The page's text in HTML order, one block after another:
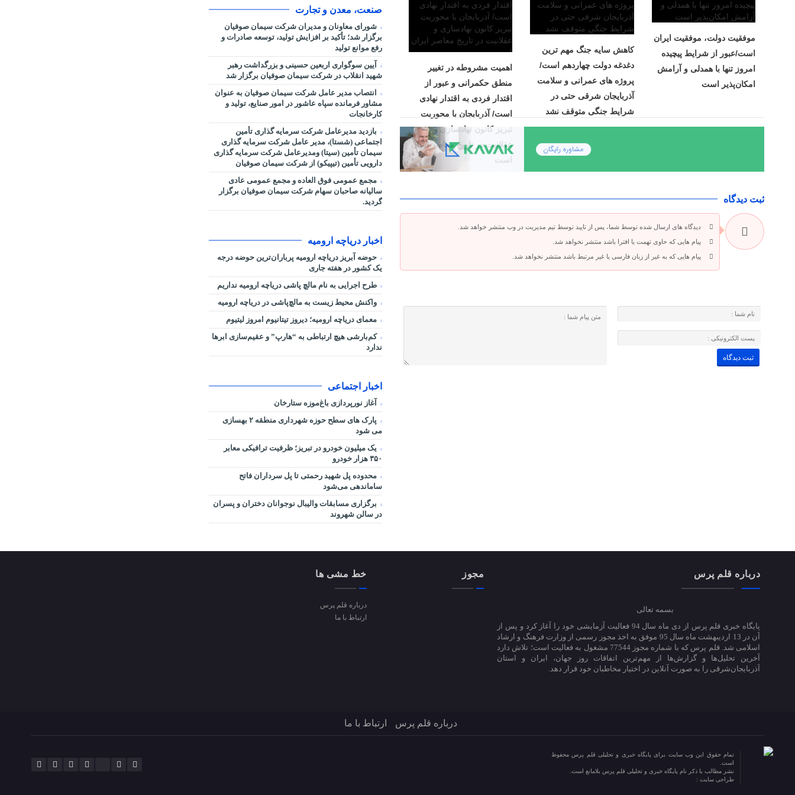
موفقیت دولت، موفقیت ایران
است/عبور از شرایط پیچیده
امروز تنها با همدلی و آرامش
امکان‌پذیر است
کاهش سایه جنگ مهم ‌ترین
دغدغه دولت چهاردهم است/
پروژه ‌های عمرانی و سلامت
آذربایجان شرقی حتی در
شرایط جنگی متوقف نشد
اهمیت مشروطه در تغییر
منطق حکمرانی و عبور از
اقتدار فردی به اقتدار نهادی
است/ آذربایجان با محوریت
تبریز کانون نهادسازی و
عقلانیت در تاریخ معاصر ایران
است
ثبت دیدگاه
دیدگاه های ارسال شده توسط شما، پس از تایید توسط تیم مدیریت در وب منتشر خواهد شد.
پیام هایی که حاوی تهمت یا افترا باشد منتشر نخواهد شد.
پیام هایی که به غیر از زبان فارسی یا غیر مرتبط باشد منتشر نخواهد شد.
صنعت، معدن و تجارت
شورای معاونان و مدیران شرکت سیمان صوفیان
برگزار شد؛ تأکید بر افزایش تولید، توسعه صادرات و
رفع موانع تولید
آیین سوگواری اربعین حسینی و بزرگداشت رهبر
شهید انقلاب در شرکت سیمان صوفیان برگزار شد
انتصاب مدیر عامل شرکت سیمان صوفیان به عنوان
مشاور فرمانده سپاه عاشور در امور صنایع، تولید و
کارخانجات
بازدید مدیرعامل شرکت سرمایه گذاری تأمین
اجتماعی (شستا)، مدیر عامل شرکت سرمایه گذاری
سیمان تأمین (سیتا) ومدیرعامل شرکت سرمایه گذاری
دارویی تأمین (تیپیکو) از شرکت سیمان صوفیان
مجمع عمومی فوق العاده و مجمع عمومی عادی
سالیانه صاحبان سهام شرکت سیمان صوفیان برگزار
گردید.
اخبار دریاچه ارومیه
حوضه آبریز دریاچه ارومیه پرباران‌ترین حوضه‌ درجه
یک کشور در هفته جاری
طرح اجرایی به نام مالچ پاشی دریاچه ارومیه نداریم
واکنش محیط زیست به مالچ‌پاشی در دریاچه ارومیه
معمای دریاچه ارومیه؛ دیروز تیتانیوم امروز لیتیوم
کم‌بارشی هیچ ارتباطی به “هارپ” و عقیم‌سازی ابرها
ندارد
اخبار اجتماعی
آغاز نورپردازی باغ‌موزه ستارخان
پارک های سطح حوزه شهرداری منطقه ۲ بهسازی
می شود
یک میلیون خودرو در تبریز؛ ظرفیت ترافیکی معابر
۳۵۰ هزار خودرو
محدوده پل شهید رحمتی تا پل سرداران فاتح
ساماندهی می‌شود
برگزاری مسابقات والیبال نوجوانان دختران و پسران
در سالن شهروند
درباره قلم پرس
بسمه تعالی
پایگاه خبری قلم پرس از دی ماه سال 94 فعالیت آزمایشی خود را آغاز کرد و پس از
آن در 13 اردیبهشت ماه سال 95 موفق به اخذ مجوز رسمی از وزارت فرهنگ و ارشاد
اسلامی شد. قلم پرس که با شماره مجوز 77544 مشغول به فعالیت است؛ تلاش دارد
آخرین تحلیل‌ها و گزارش‌ها از مهم‌ترین اتفاقات روز جهان، ایران و استان
آذربایجان‌شرقی را به صورت آنلاین در اختیار مخاطبان خود قرار دهد.
مجوز خط مشی ها
درباره قلم پرس
ارتباط با ما
درباره قلم پرس ارتباط با ما
تمام حقوق این وب سایت برای پایگاه خبری و تحلیلی قلم پرس محفوظ
است.
نشر مطالب با ذکر نام پایگاه خبری و تحلیلی قلم پرس بلامانع است.
طراحی سایت :